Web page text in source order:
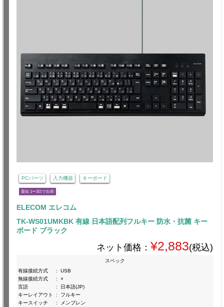
PCパーツ 入力機器 キーボード
最短 1〜3日で出荷
ELECOM エレコム
TK-WS01UMKBK 有線 日本語配列フルキー 防水・抗菌 キー
ボード ブラック
ネット価格： ¥2,883(税込)
スペック
有線接続方式
:
USB
無線接続方式
:
×
言語
:
日本語(JP)
キーレイアウト
:
フルキー
キースイッチ
:
メンブレン